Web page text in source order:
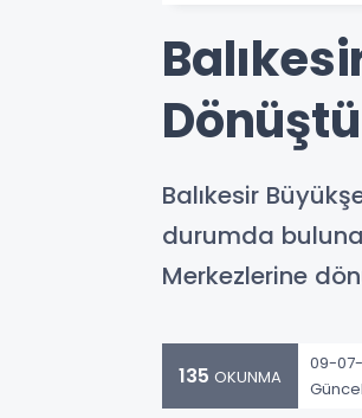
Dönüştü
Balıkesir
durumda
Merkezlerine
135 OKUNMA
09-07-